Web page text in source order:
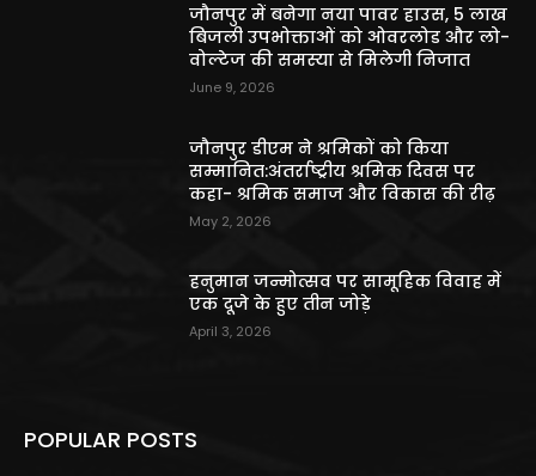
जौनपुर में बनेगा नया पावर हाउस, 5 लाख
बिजली उपभोक्ताओं को ओवरलोड और लो-
वोल्टेज की समस्या से मिलेगी निजात
June 9, 2026
जौनपुर डीएम ने श्रमिकों को किया
सम्मानित:अंतर्राष्ट्रीय श्रमिक दिवस पर
कहा- श्रमिक समाज और विकास की रीढ़
May 2, 2026
हनुमान जन्मोत्सव पर सामूहिक विवाह में
एक दूजे के हुए तीन जोड़े
April 3, 2026
POPULAR POSTS